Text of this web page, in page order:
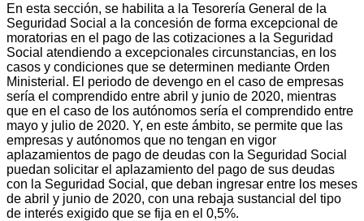
En esta sección, se habilita a la Tesorería General de la
Seguridad Social a la concesión de forma excepcional de
moratorias en el pago de las cotizaciones a la Seguridad
Social atendiendo a excepcionales circunstancias, en los
casos y condiciones que se determinen mediante Orden
Ministerial. El periodo de devengo en el caso de empresas
sería el comprendido entre abril y junio de 2020, mientras
que en el caso de los autónomos sería el comprendido entre
mayo y julio de 2020. Y, en este ámbito, se permite que las
empresas y autónomos que no tengan en vigor
aplazamientos de pago de deudas con la Seguridad Social
puedan solicitar el aplazamiento del pago de sus deudas
con la Seguridad Social, que deban ingresar entre los meses
de abril y junio de 2020, con una rebaja sustancial del tipo
de interés exigido que se fija en el 0,5%.